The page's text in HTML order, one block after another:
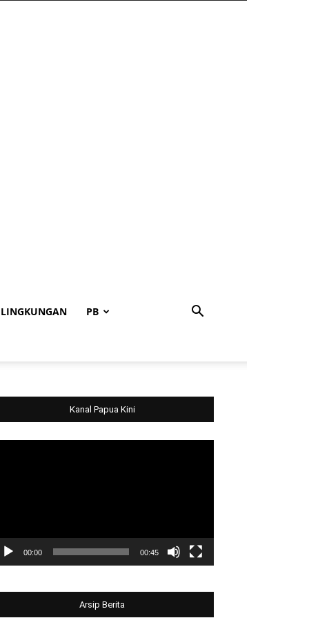
LINGKUNGAN PB
Kanal Papua Kini
00:00 00:45
Arsip Berita